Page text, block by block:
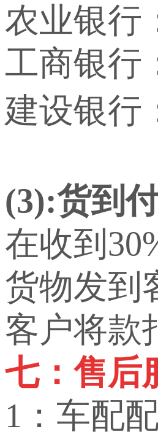
农业银行
工商银行
建设银行
(3):货到
在收到
货物发到
客户将款
七：售后
1：车配